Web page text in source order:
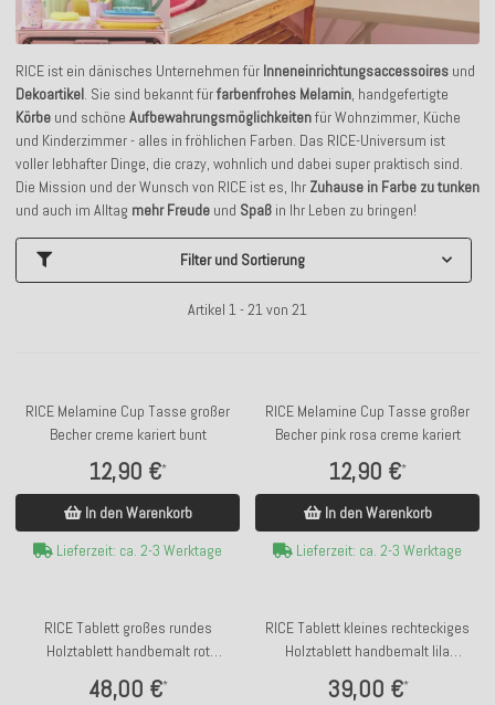
RICE ist ein dänisches Unternehmen für Inneneinrichtungsaccessoires und
Dekoartikel. Sie sind bekannt fürfarbenfrohes Melamin, handgefertigte
Körbe und schöne Aufbewahrungsmöglichkeitenfür Wohnzimmer, Küche
und Kinderzimmer - alles in fröhlichen Farben. Das RICE-Universum ist
voller lebhafter Dinge, die crazy, wohnlich und dabei super praktisch sind.
Die Mission und der Wunsch von RICE ist es, Ihr Zuhause in Farbe zu tunken
und auch im Alltag mehr Freude und Spaß in Ihr Leben zu bringen!
Filter und Sortierung
Artikel 1 - 21 von 21
RICE Melamine Cup Tasse großer
Becher creme kariert bunt
12,90 €*
In den Warenkorb
Lieferzeit: ca. 2-3 Werktage
RICE Melamine Cup Tasse großer
Becher pink rosa creme kariert
12,90 €*
In den Warenkorb
Lieferzeit: ca. 2-3 Werktage
RICE Tablett großes rundes
Holztablett handbemalt rot
48,00 €*
RICE Tablett kleines rechteckiges
Holztablett handbemalt lila
39,00 €*